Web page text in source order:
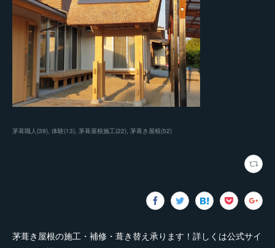
茅葺職人 (39) 体験(13) 茅葺屋根施工(22) 茅葺き屋根(52)
茅葺き屋根の施工・補修・葺き替え承ります！詳しくは公式サイ